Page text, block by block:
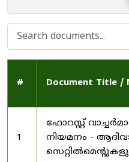
# Document Title /
1
ഫോറസ്റ്റ്
നിയമനം -